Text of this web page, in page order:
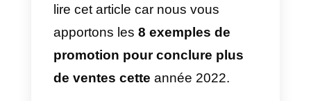
promotions ou techniques pour
conclure la vente qu’ils ont
eux. Les promotions des ventes